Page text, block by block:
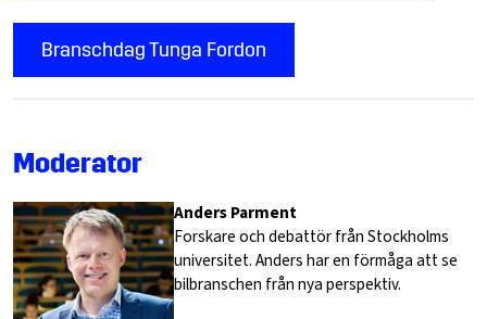
Branschdag Tunga Fordon
Moderator
Anders Parment
Forskare och debattör från Stockholms
universitet. Anders har en förmåga att se
bilbranschen från nya perspektiv.